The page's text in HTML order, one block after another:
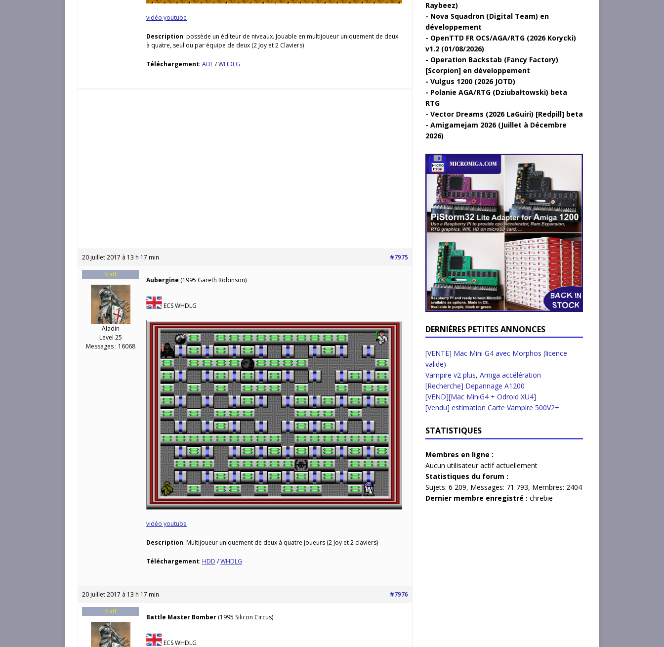
vidéo youtube
Description: possède un éditeur de niveaux. Jouable en multijoueur uniquement de deux
à quatre, seul ou par équipe de deux (2 Joy et 2 Claviers)
Téléchargement: ADF/WHDLG
20 juillet 2017 à 13 h 17 min
#7975
Staff
Aladin
Level 25
Messages : 16068
Aubergine (1995 Gareth Robinson)
ECS WHDLG
vidéo youtube
Description: Multijoueur uniquement de deux à quatre joueurs (2 Joy et 2 claviers)
Téléchargement: HDD /WHDLG
20 juillet 2017 à 13 h 17 min
#7976
Staff
Battle Master Bomber (1995 Silicon Circus)
ECS WHDLG
Raybeez)
Nova Squadron (Digital Team) en
développement
OpenTTD FR OCS/AGA/RTG (2026 Korycki)
v1.2 (01/08/2026)
Operation Backstab (Fancy Factory)
[Scorpion] en développement
Vulgus 1200 (2026 JOTD)
Polanie AGA/RTG (Dziubałtowski) beta
RTG
Vector Dreams (2026 LaGuiri) [Redpill] beta
Amigamejam 2026 (Juillet à Décembre
2026)
DERNIÈRES PETITES ANNONCES
[VENTE] Mac Mini G4 avec Morphos (licence
valide)
Vampire v2 plus, Amiga accélération
[Recherche] Depannage A1200
[VEND][Mac MiniG4 + Odroid XU4]
[Vendu] estimation Carte Vampire 500V2+
STATISTIQUES
Membres en ligne :
Aucun utilisateur actif actuellement
Statistiques du forum :
Sujets: 6 209, Messages: 71 793, Membres: 2404
Dernier membre enregistré : chrebie